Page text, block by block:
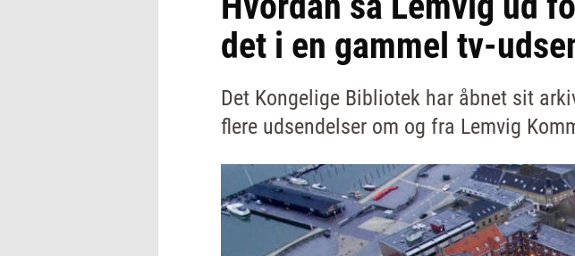
det i en gammel tv-
Det Kongelige Bibliotek har åbnet sit
flere udsendelser om og fra Lemvig